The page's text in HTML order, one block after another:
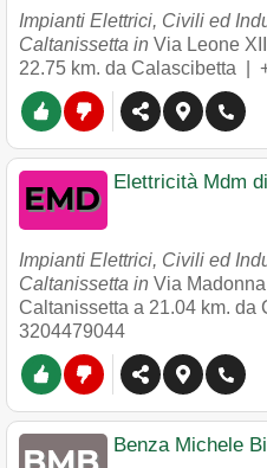
Impianti Elettrici, Civili ed
Caltanissetta in Via Leone
22.75 km. da Calascibetta |
Elettricità Mdm
Impianti Elettrici, Civili ed
Caltanissetta in Via
Caltanissetta a 21.04 km. da
3204479044
Benza Michele